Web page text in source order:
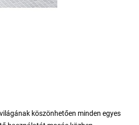
köszönhetően minden egyes